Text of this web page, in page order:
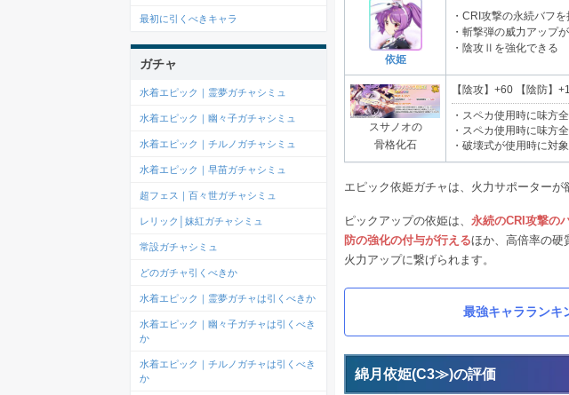
依姫
・CRI攻撃の永続バフを
・斬撃弾の威力アップ
・陰攻Ⅱを強化できる
スサノオの
骨格化石
【陰攻】+60 【陰防】
・スペカ使用時に味方
・スペカ使用時に味方
・破壊式が使用時に対
エピック依姫ガチャは、火力サポーターが
ピックアップの依姫は、 永続のCRI攻撃の
防の強化の付与が行えるほか、高倍率の硬
火力アップに繋げられます。
最強キャラランキ
綿月依姫(C3≫)の評価
最初に引くべきキャラ
ガチャ
水着エピック｜霊夢ガチャシミュ
水着エピック｜幽々子ガチャシミュ
水着エピック｜チルノガチャシミュ
水着エピック｜早苗ガチャシミュ
超フェス｜百々世ガチャシミュ
レリック│妹紅ガチャシミュ
常設ガチャシミュ
どのガチャ引くべきか
水着エピック｜霊夢ガチャは引くべきか
水着エピック｜幽々子ガチャは引くべき
か
水着エピック｜チルノガチャは引くべき
か